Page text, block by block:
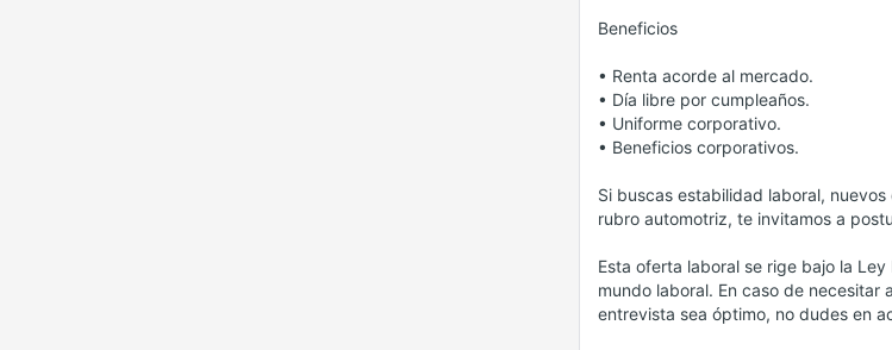
Beneficios
• Renta acorde al mercado.
• Día libre por cumpleaños.
• Uniforme corporativo.
• Beneficios corporativos.
Si buscas estabilidad laboral,
rubro automotriz, te invitamos a
Esta oferta laboral se rige bajo la
mundo laboral. En caso de
entrevista sea óptimo, no dudes en